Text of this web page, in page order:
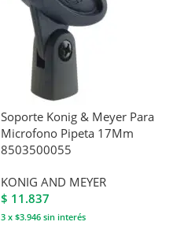
Soporte Konig & Meyer Para
Microfono Pipeta 17Mm
8503500055
KONIG AND MEYER
$ 11.837
3 x $3.946 sin interés